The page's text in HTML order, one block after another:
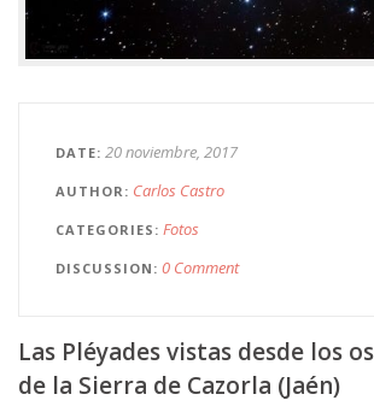
DATE 20 noviembre, 2017
AUTHOR Carlos Castro
CATEGORIES Fotos
DISCUSSION 0 Comment
Las Pléyades vistas desde los
de la Sierra de Cazorla (Jaén)